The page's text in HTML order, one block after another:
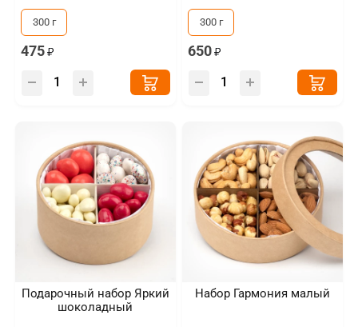
300 г
475
300 г
650
Подарочный набор Яркий
шоколадный
Набор Гармония малый